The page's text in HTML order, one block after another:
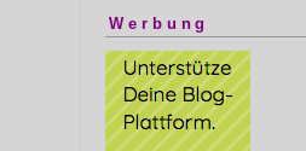
Werbung